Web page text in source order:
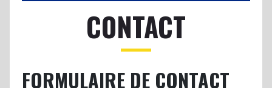
CONTACT
FORMULAIRE DE CONTACT